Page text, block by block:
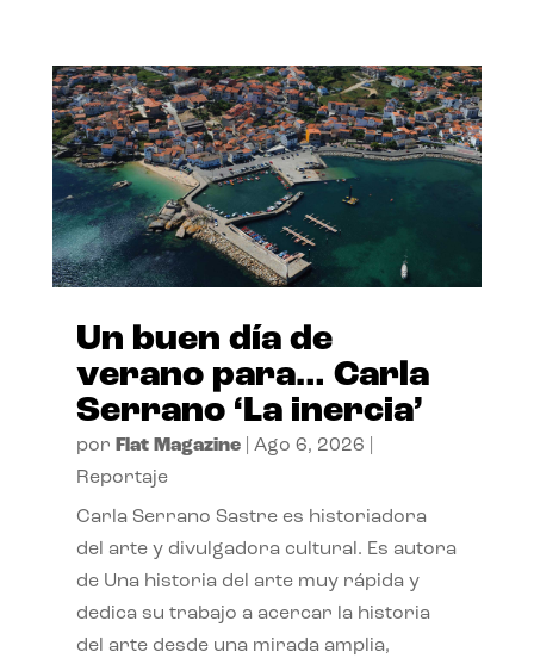
Un buen día de
verano para… Carla
Serrano ‘La inercia’
por Flat Magazine| Ago 6, 2026
Reportaje
Carla Serrano Sastre es historiadora
del arte y divulgadora cultural. Es autora
de Una historia del arte muy rápida y
dedica su trabajo a acercar la historia
del arte desde una mirada amplia,